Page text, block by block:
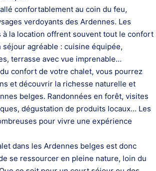
confortablement au coin du feu,
verdoyants des Ardennes. Les
à la location offrent souvent tout le confort
agréable : cuisine équipée,
terrasse avec vue imprenable…
confort de votre chalet, vous pourrez
et découvrir la richesse naturelle et
belges. Randonnées en forêt, visites
dégustation de produits locaux… Les
pour vivre une expérience
dans les Ardennes belges est donc
se ressourcer en pleine nature, loin du